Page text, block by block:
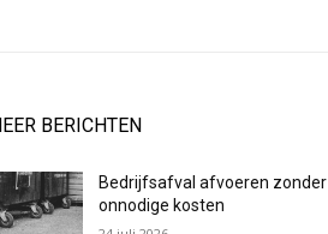
BERICHTEN
Bedrijfsafval afvoeren zonder
onnodige kosten